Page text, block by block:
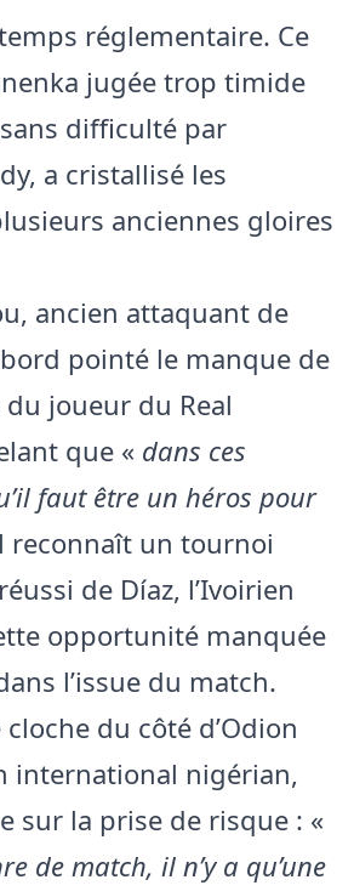
réglementaire. Ce
jugée trop timide
difficulté par
a cristallisé les
anciennes gloires
ancien attaquant de
pointé le manque de
joueur du Real
que « dans ces
faut être un héros pour
reconnaît un tournoi
de Díaz, l’Ivoirien
opportunité manquée
l’issue du match.
du côté d’Odion
international nigérian,
sur la prise de risque : «
de match, il n’y a qu’une